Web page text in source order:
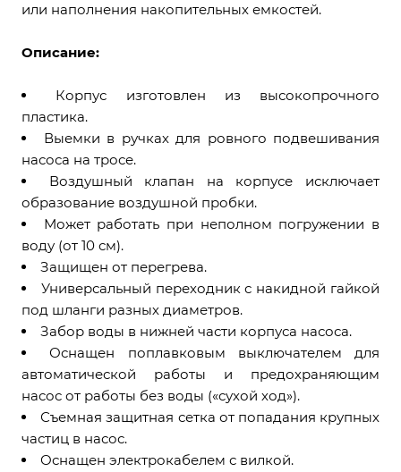
или наполнения накопительных емкостей.
Описание:
Корпус изготовлен из высокопрочного
пластика.
Выемки в ручках для ровного подвешивания
насоса на тросе.
Воздушный клапан на корпусе исключает
образование воздушной пробки.
Может работать при неполном погружении в
воду (от 10 см).
Защищен от перегрева.
Универсальный переходник с накидной гайкой
под шланги разных диаметров.
Забор воды в нижней части корпуса насоса.
Оснащен поплавковым выключателем для
автоматической работы и предохраняющим
насос от работы без воды («сухой ход»).
Съемная защитная сетка от попадания крупных
частиц в насос.
Оснащен электрокабелем с вилкой.